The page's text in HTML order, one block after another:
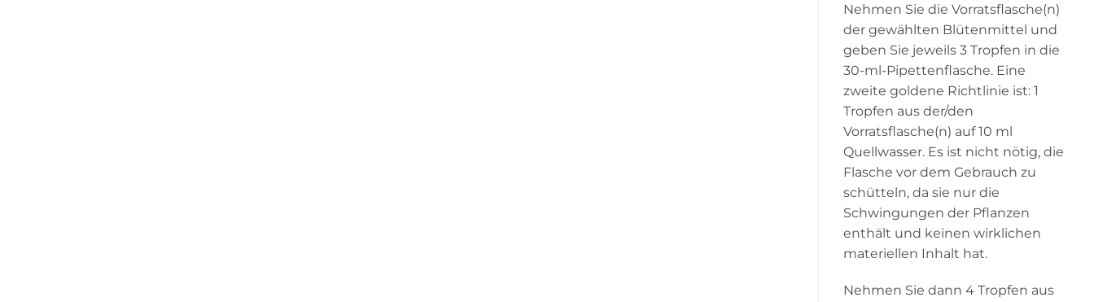
Nehmen Sie die Vorratsflasche(n)
der gewählten Blütenmittel und
geben Sie jeweils 3 Tropfen in die
30-ml-Pipettenflasche. Eine
zweite goldene Richtlinie ist: 1
Tropfen aus der/den
Vorratsflasche(n) auf 10 ml
Quellwasser. Es ist nicht nötig, die
Flasche vor dem Gebrauch zu
schütteln, da sie nur die
Schwingungen der Pflanzen
enthält und keinen wirklichen
materiellen Inhalt hat.
Nehmen Sie dann 4 Tropfen aus